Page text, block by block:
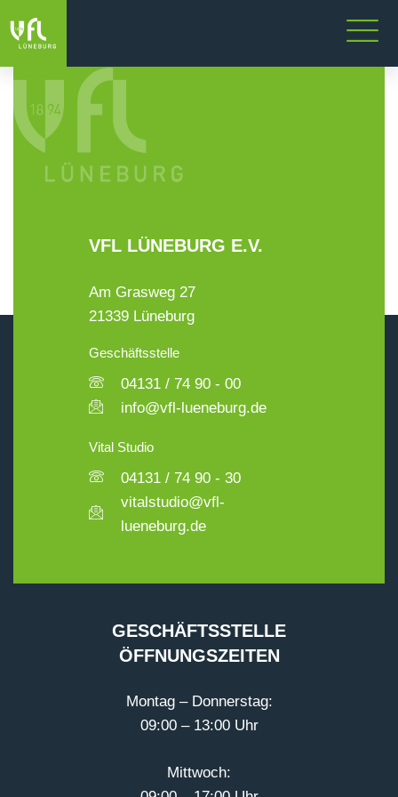
VFL LÜNEBURG E.V.
Am Grasweg 27
21339 Lüneburg
Geschäftsstelle
04131 / 74 90 - 00
info@vfl-lueneburg.de
Vital Studio
04131 / 74 90 - 30
vitalstudio@vfl-
lueneburg.de
GESCHÄFTSSTELLE
ÖFFNUNGSZEITEN
Montag – Donnerstag:
09:00 – 13:00 Uhr
Mittwoch: